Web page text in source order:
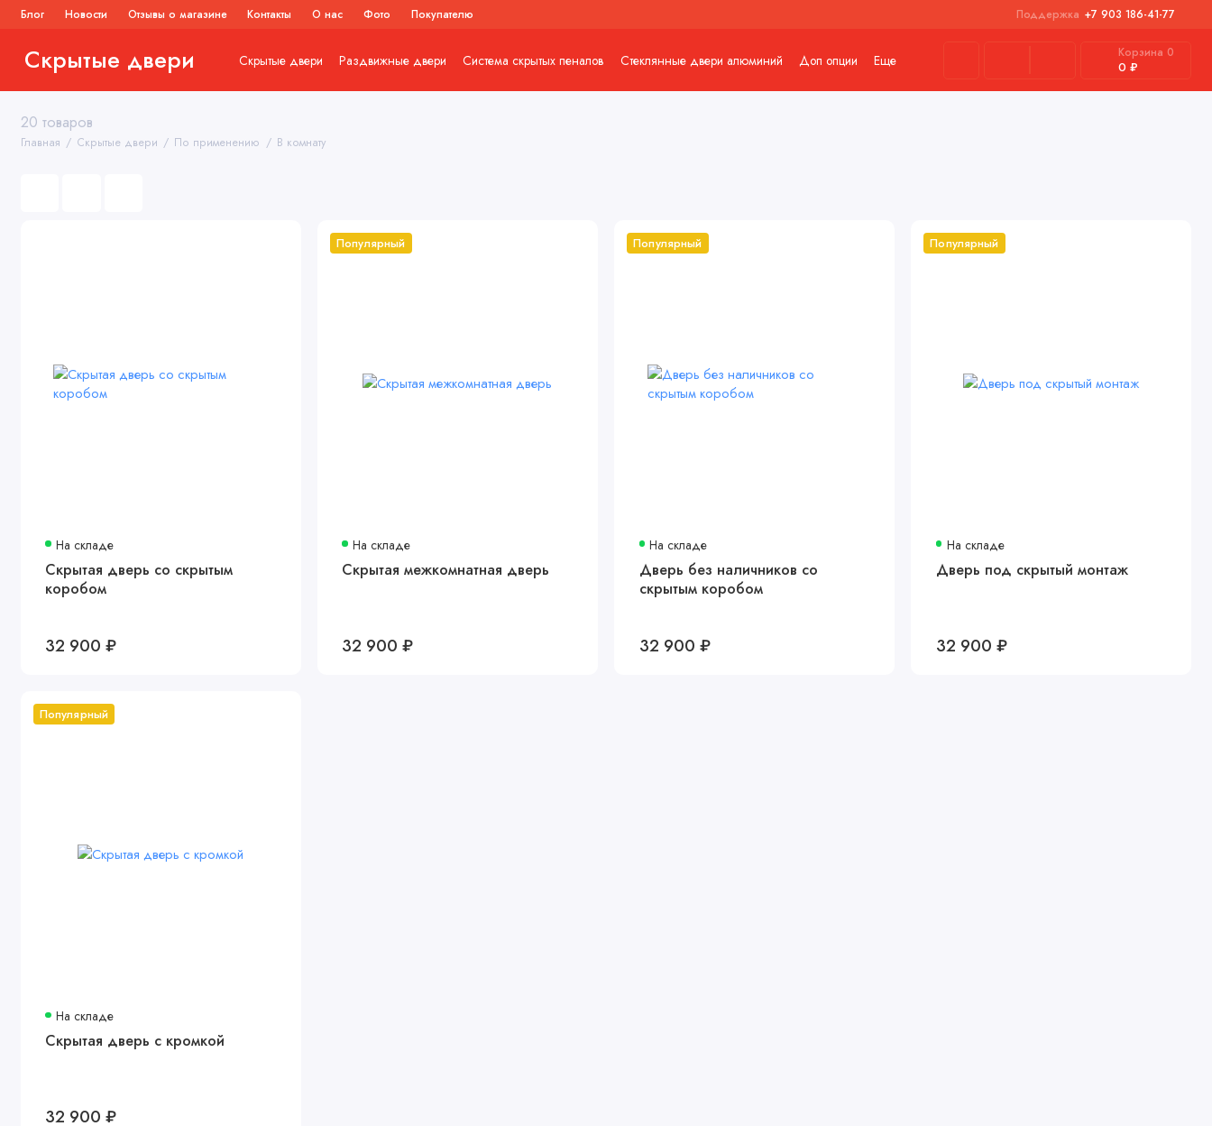
Блог Новости Отзывы о магазине Контакты О нас Фото Покупателю Поддержка +7 903 186-41-77
Скрытые двери Скрытые двери Раздвижные двери Система скрытых пеналов Стеклянные двери алюминий Доп опции Еще Корзина 0
0 ₽
20 товаров
Главная Скрытые двери По применению В комнату
На складе
Скрытая дверь со скрытым
коробом
32 900 ₽
Популярный
На складе
Скрытая межкомнатная дверь
32 900 ₽
Популярный
На складе
Дверь без наличников со
скрытым коробом
32 900 ₽
Популярный
На складе
Дверь под скрытый монтаж
32 900 ₽
Популярный
На складе
Скрытая дверь с кромкой
32 900 ₽